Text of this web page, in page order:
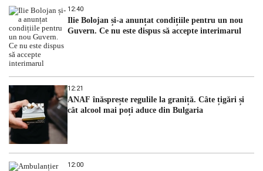
12:40
Ilie Bolojan și-a anunțat condițiile pentru un nou
Guvern. Ce nu este dispus să accepte interimarul
12:21
ANAF înăsprește regulile la graniță. Câte țigări și
cât alcool mai poți aduce din Bulgaria
12:00